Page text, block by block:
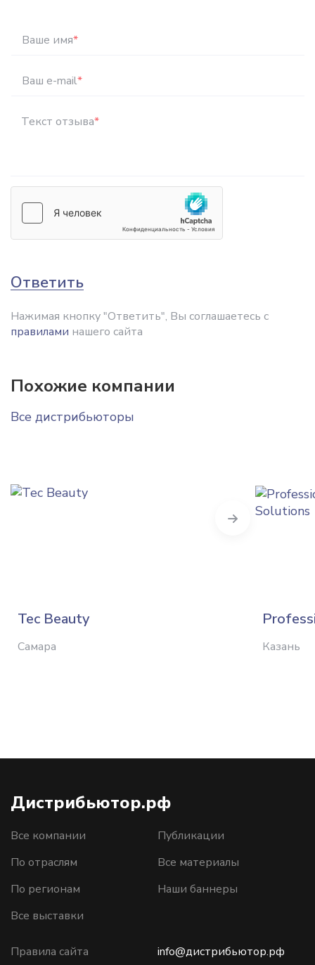
Ваше имя*
Ваш e-mail*
Текст отзыва*
Ответить
Нажимая кнопку "Ответить", Вы соглашаетесь с
правилами нашего сайта
Похожие компании
Все дистрибьюторы
Tec Beauty
Самара Казань
Next
Дистрибьютор.рф
Все компании
По отраслям
По регионам
Все выставки
Публикации
Все материалы
Наши баннеры
Правила сайта info@дистрибьютор.рф